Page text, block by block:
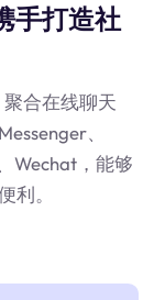
手打造社
合在线聊天
、
Wechat，能够
利。